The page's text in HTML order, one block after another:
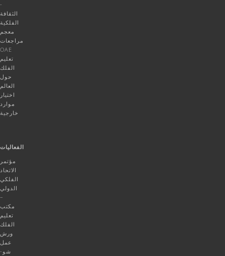
-
الثقافة
الفلكية
معجم
مراجعات
OAE
تعليم
الفلك
حول
العالم
اختيار
موارد
خارجية
الفعاليات
مؤتمر
الاتحاد
الفلكي
الدولي
–
مكتب
تعليم
الفلك
ورش
عمل
شو-